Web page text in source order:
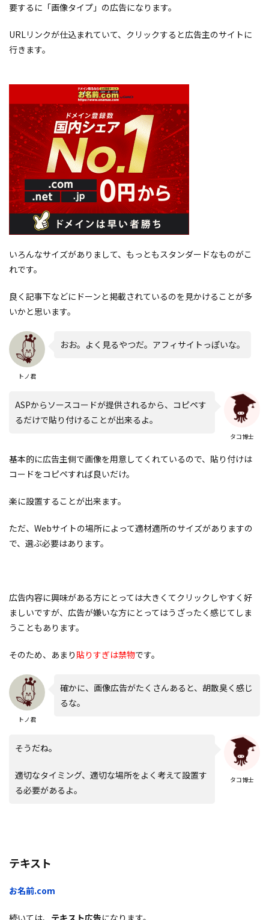
要するに「画像タイプ」の広告になります。
URLリンクが仕込まれていて、クリックすると広告主のサイトに
行きます。
いろんなサイズがありまして、もっともスタンダードなものがこ
れです。
良く記事下などにドーンと掲載されているのを見かけることが多
いかと思います。
トノ君
おお。よく見るやつだ。アフィサイトっぽいな。
タコ博士
ASPからソースコードが提供されるから、コピペす
るだけで貼り付けることが出来るよ。
基本的に広告主側で画像を用意してくれているので、貼り付けは
コードをコピペすれば良いだけ。
楽に設置することが出来ます。
ただ、Webサイトの場所によって適材適所のサイズがありますの
で、選ぶ必要はあります。
広告内容に興味がある方にとっては大きくてクリックしやすく好
ましいですが、広告が嫌いな方にとってはうざったく感じてしま
うこともあります。
そのため、あまり 貼りすぎは禁物です。
トノ君
確かに、画像広告がたくさんあると、胡散臭く感じ
るな。
タコ博士
そうだね。
適切なタイミング、適切な場所をよく考えて設置す
る必要があるよ。
テキスト
お名前.com
続いては、 テキスト広告になります。